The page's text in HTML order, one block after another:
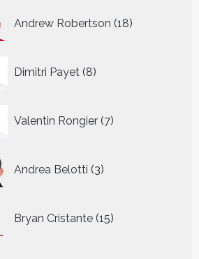
Andrew Robertson 18
producten
Dimitri Payet 8
producten
Valentin Rongier 7
producten
Andrea Belotti 3
producten
Bryan Cristante 15
producten